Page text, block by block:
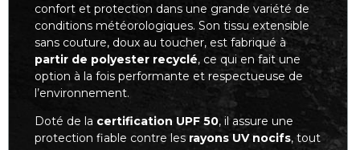
confort et protection dans une grande variété de
conditions météorologiques. Son tissu extensible
sans couture, doux au toucher, est fabriqué à
partir de polyester recyclé, ce qui en fait une
option à la fois performante et respectueuse de
l’environnement.
Doté de la certification UPF 50, il assure une
protection fiable contre les rayons UV nocifs, tout